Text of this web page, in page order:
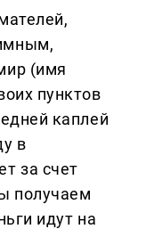
(имя
пунктов
каплей
в
за счет
получаем
идут на